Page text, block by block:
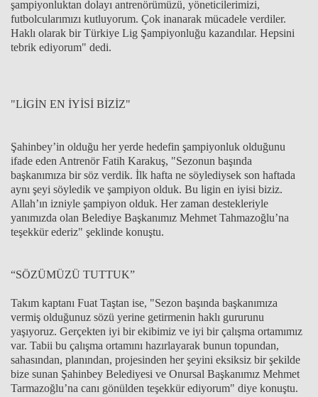
şampiyonluktan dolayı antrenörümüzü, yöneticilerimizi,
futbolcularımızı kutluyorum. Çok inanarak mücadele verdiler.
Haklı olarak bir Türkiye Lig Şampiyonluğu kazandılar. Hepsini
tebrik ediyorum" dedi.
"LİGİN EN İYİSİ BİZİZ"
Şahinbey’in olduğu her yerde hedefin şampiyonluk olduğunu
ifade eden Antrenör Fatih Karakuş, "Sezonun başında
başkanımıza bir söz verdik. İlk hafta ne söylediysek son haftada
aynı şeyi söyledik ve şampiyon olduk. Bu ligin en iyisi biziz.
Allah’ın izniyle şampiyon olduk. Her zaman destekleriyle
yanımızda olan Belediye Başkanımız Mehmet Tahmazoğlu’na
teşekkür ederiz" şeklinde konuştu.
“SÖZÜMÜZÜ TUTTUK”
Takım kaptanı Fuat Taştan ise, "Sezon başında başkanımıza
vermiş olduğunuz sözü yerine getirmenin haklı gururunu
yaşıyoruz. Gerçekten iyi bir ekibimiz ve iyi bir çalışma ortamımız
var. Tabii bu çalışma ortamını hazırlayarak bunun topundan,
sahasından, planından, projesinden her şeyini eksiksiz bir şekilde
bize sunan Şahinbey Belediyesi ve Onursal Başkanımız Mehmet
Tarmazoğlu’na canı gönülden teşekkür ediyorum" diye konuştu.